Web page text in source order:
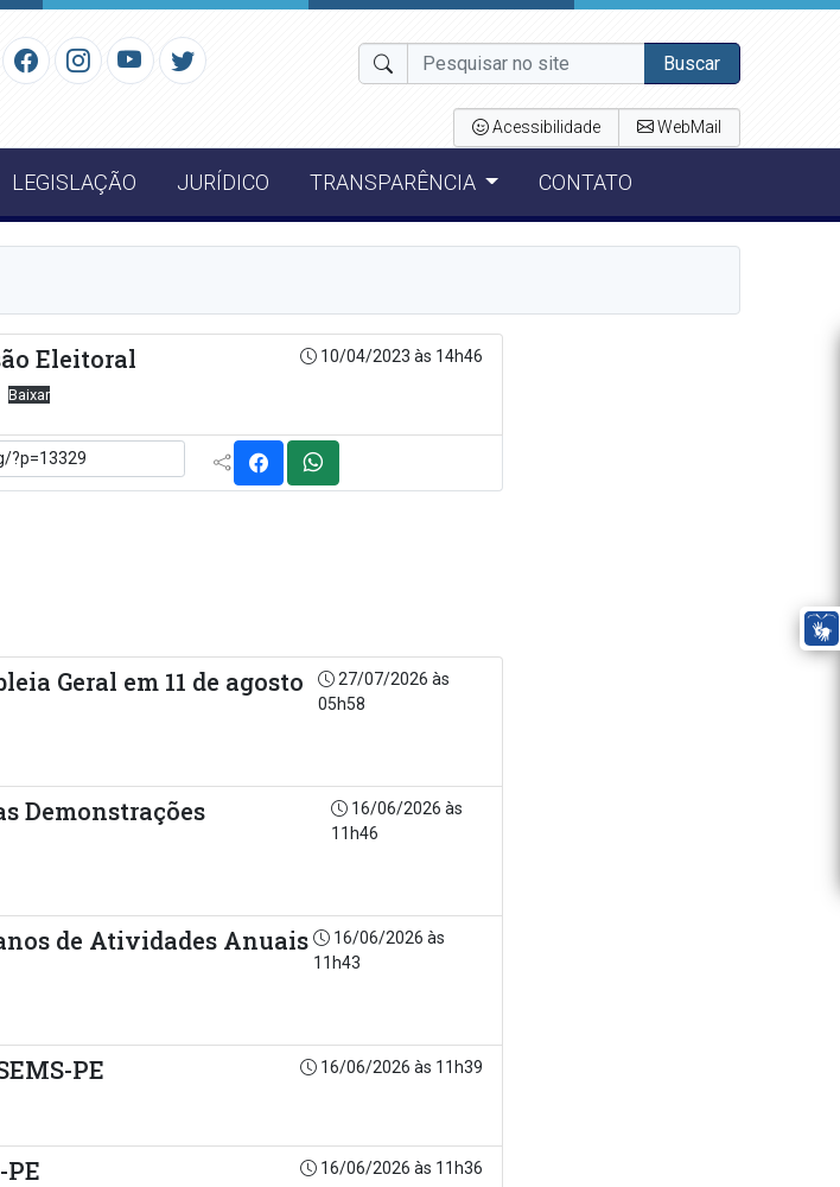
Buscar
Acessibilidade WebMail
LEGISLAÇÃO JURÍDICO TRANSPARÊNCIA CONTATO
Eleitoral 10/04/2023 às 14h46
Baixar
Geral em 11 de agosto
27/07/2026 às
05h58
Demonstrações
16/06/2026 às
11h46
de Atividades Anuais
16/06/2026 às
11h43
PE 16/06/2026 às 11h39
PE 16/06/2026 às 11h36